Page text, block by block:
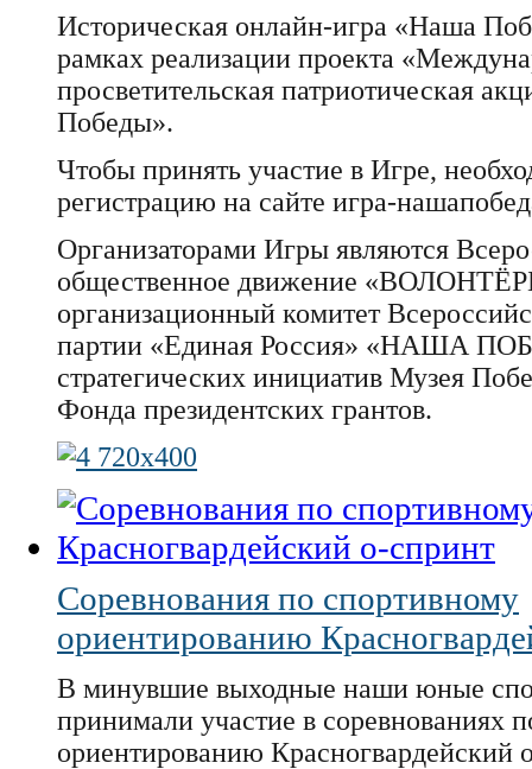
Историческая онлайн-игра «Наша
рамках реализации проекта
просветительская патриотическая
Победы».
Чтобы принять участие в Игре,
регистрацию на сайте игра-
Организаторами Игры являются
общественное движение
организационный комитет
партии «Единая Россия» «НАША
стратегических инициатив Музея
Фонда президентских грантов.
Cоревнования по спортивному
ориентированию
В минувшие выходные наши юные
принимали участие в соревнованиях
ориентированию Красногвардейский